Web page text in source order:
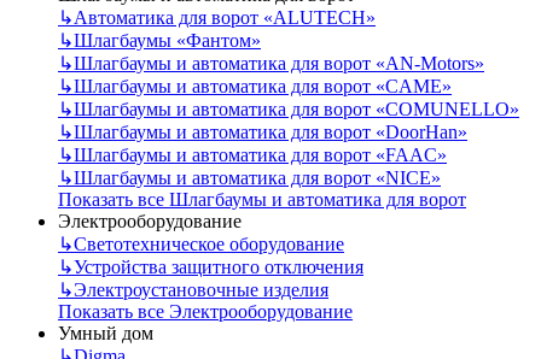
↳Автоматика для ворот «ALUTECH»
↳Шлагбаумы «Фантом»
↳Шлагбаумы и автоматика для ворот «AN-Motors»
↳Шлагбаумы и автоматика для ворот «CAME»
↳Шлагбаумы и автоматика для ворот «COMUNELLO»
↳Шлагбаумы и автоматика для ворот «DoorHan»
↳Шлагбаумы и автоматика для ворот «FAAC»
↳Шлагбаумы и автоматика для ворот «NICE»
Показать все Шлагбаумы и автоматика для ворот
Электрооборудование
↳Светотехническое оборудование
↳Устройства защитного отключения
↳Электроустановочные изделия
Показать все Электрооборудование
Умный дом